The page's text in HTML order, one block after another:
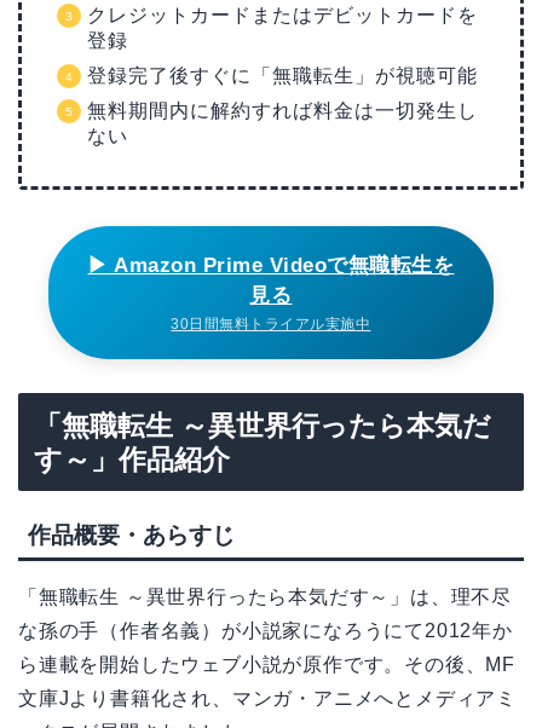
クレジットカードまたはデビットカードを
登録
登録完了後すぐに「無職転生」が視聴可能
無料期間内に解約すれば料金は一切発生し
ない
▶ Amazon Prime Videoで無職転生を
見る
30日間無料トライアル実施中
「無職転生 ～異世界行ったら本気だ
す～」作品紹介
作品概要・あらすじ
「無職転生 ～異世界行ったら本気だす～」は、理不尽
な孫の手（作者名義）が小説家になろうにて2012年か
ら連載を開始したウェブ小説が原作です。その後、MF
文庫Jより書籍化され、マンガ・アニメへとメディアミ